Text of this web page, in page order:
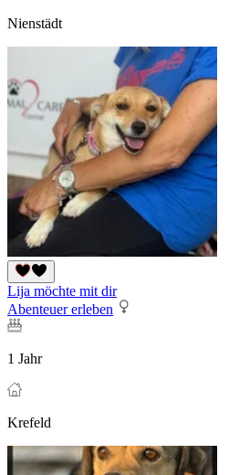
Nienstädt
Lija möchte mit dir
Abenteuer erleben
1 Jahr
Krefeld